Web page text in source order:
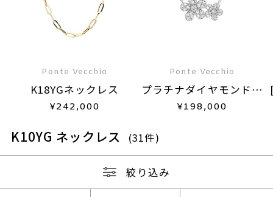
Ponte Vecchio
K18YGネックレス
¥242,000
Ponte Vecchio
プラチナダイヤモンドネ
ックレス
¥198,000
K10YG ネックレス (31件)
絞り込み